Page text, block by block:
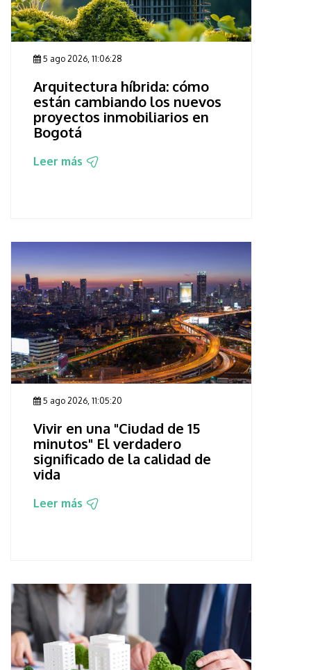
5 ago 2026, 11:06:28
Arquitectura híbrida: cómo
están cambiando los nuevos
proyectos inmobiliarios en
Bogotá
Leer más
5 ago 2026, 11:05:20
Vivir en una "Ciudad de 15
minutos" El verdadero
significado de la calidad de
vida
Leer más